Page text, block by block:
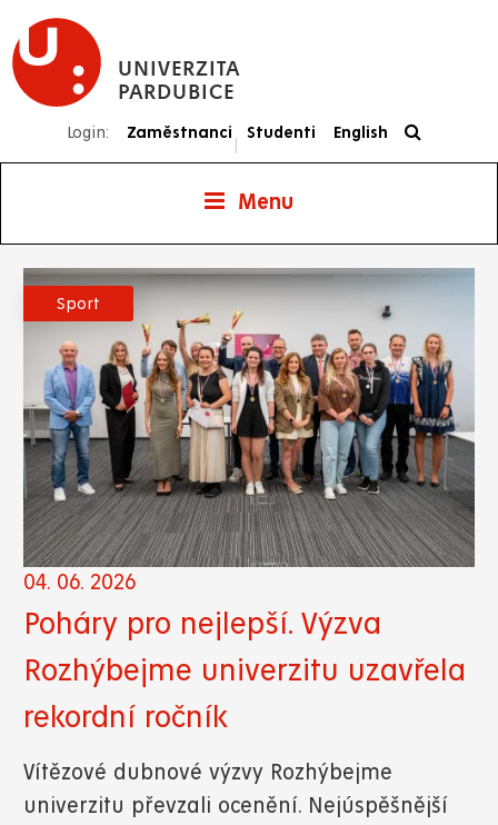
Přejít
hlavnímu
UNIVERZITA
PARDUBICE
Login: Zaměstnanci
|
Studenti English
Menu
Sport
04. 06. 2026
Poháry pro nejlepší. Výzva
Rozhýbejme univerzitu uzavřela
rekordní ročník
Vítězové dubnové výzvy Rozhýbejme
univerzitu převzali ocenění. Nejúspěšnější